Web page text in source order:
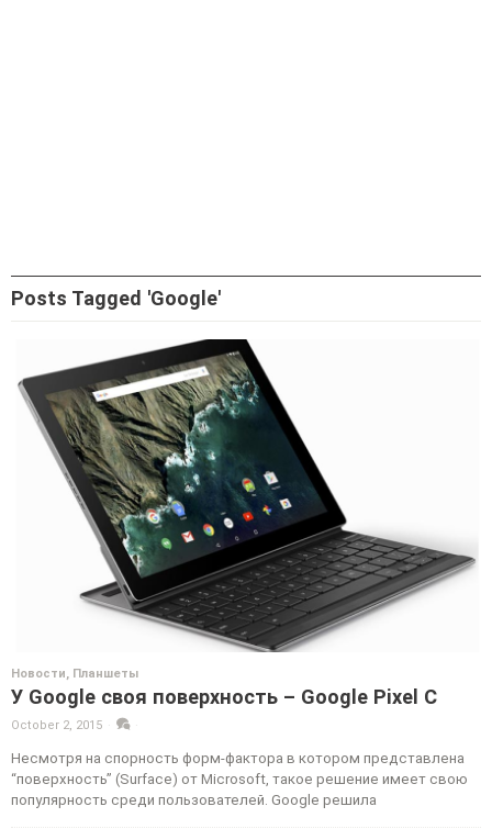
Posts Tagged 'Google'
Новости, Планшеты
У Google своя поверхность – Google Pixel C
October 2, 2015
Несмотря на спорность форм-фактора в котором представлена
“поверхность” (Surface) от Microsoft, такое решение имеет свою
популярность среди пользователей. Google решила